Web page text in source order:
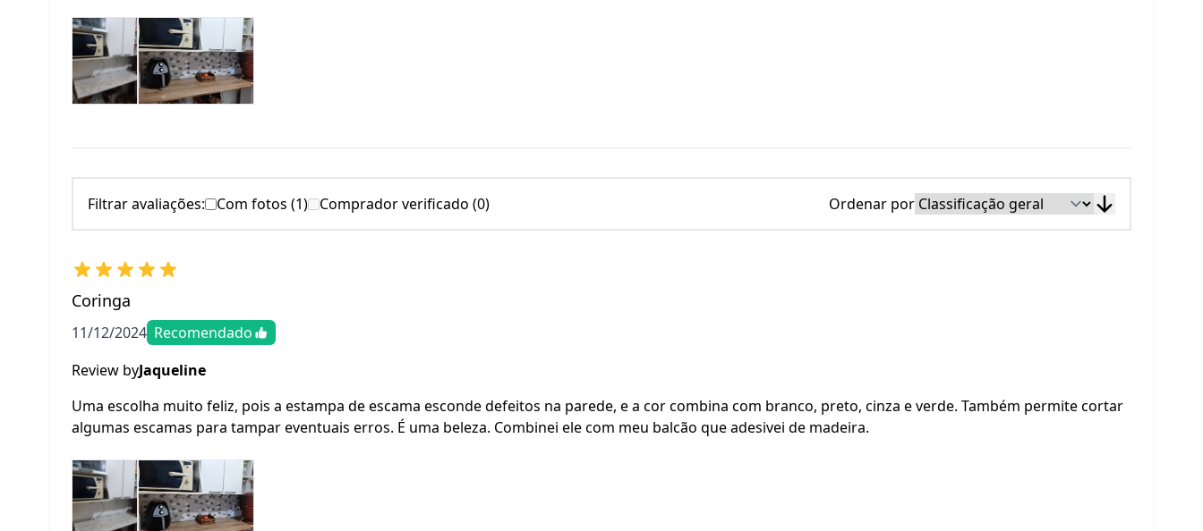
Filtrar avaliações: Com fotos (1) Comprador verificado (0) Ordenar por
Coringa
11/12/2024 Recomendado
Review byJaqueline
Uma escolha muito feliz, pois a estampa de escama esconde defeitos na parede, e a cor combina com branco, preto, cinza e verde. Também permite cortar
algumas escamas para tampar eventuais erros. É uma beleza. Combinei ele com meu balcão que adesivei de madeira.